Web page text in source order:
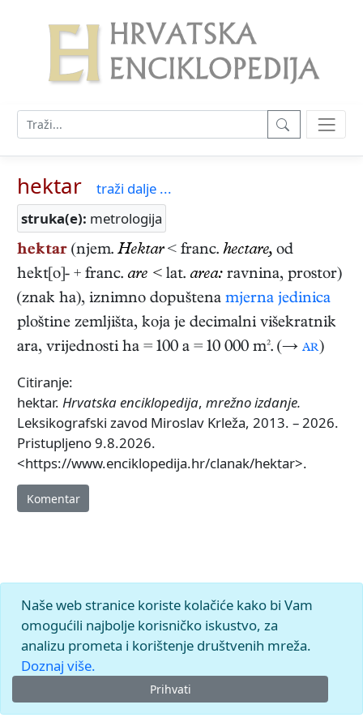
hektar
traži dalje ...
struka(e): metrologija
hektar (njem. Hektar< franc. hectare, od
hekt[o]- + franc. are < lat. area: ravnina, prostor)
(znak ha), iznimno dopuštena mjerna jedinica
ploštine zemljišta, koja je decimalni višekratnik
ara, vrijednosti ha = 100 a = 10 000 m². (→ ar)
Citiranje:
hektar. Hrvatska enciklopedija, mrežno izdanje.
Leksikografski zavod Miroslav Krleža, 2013. – 2026.
Pristupljeno 9.8.2026.
<https://www.enciklopedija.hr/clanak/hektar>.
Komentar
Naše web stranice koriste kolačiće kako bi Vam
omogućili najbolje korisničko iskustvo, za
analizu prometa i korištenje društvenih mreža.
Doznaj više.
Prihvati
© 2026.Leksikografski zavodMiroslav Krleža